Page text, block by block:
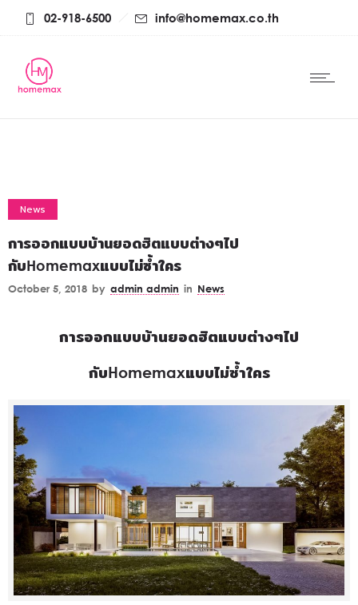
02-918-6500 info@homemax.co.th
News
การออกแบบบ้านยอดฮิตแบบต่างๆไป
กับHomemaxแบบไม่ซ้ำใคร
October 5, 2018 by admin admin in News
การออกแบบบ้านยอดฮิตแบบต่างๆไป
กับHomemaxแบบไม่ซ้ำใคร